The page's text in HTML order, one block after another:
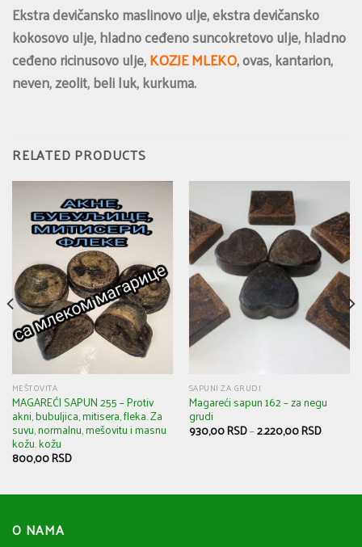
Ekstra devičansko maslinovo ulje, ekstra devičansko
kokosovo ulje, hladno ceđeno suncokretovo ulje, hladno
ceđeno ricinusovo ulje,KOZJE MLEKO, ovas, kantarion,
neven, zeolit, beli luk, kurkuma.
RELATED PRODUCTS
MEŠTOVITA
MAGAREĆI SAPUN 255 – Protiv
akni, bubuljica, mitisera, fleka. Za
suvu, normalnu, mešovitu i masnu
kožu. kožu
800,00RSD
SAPUNI ZA GRUDI
Magareći sapun 162 – za negu
grudi
930,00RSD–2.220,00RSD
O NAMA